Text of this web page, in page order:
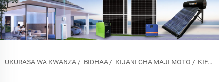
UKURASA WA KWANZA / BIDHAA / KIJANI CHA MAJI MOTO / KIFAA CHA MAJI YA JUA LA KUONGEA KWA UPEPO